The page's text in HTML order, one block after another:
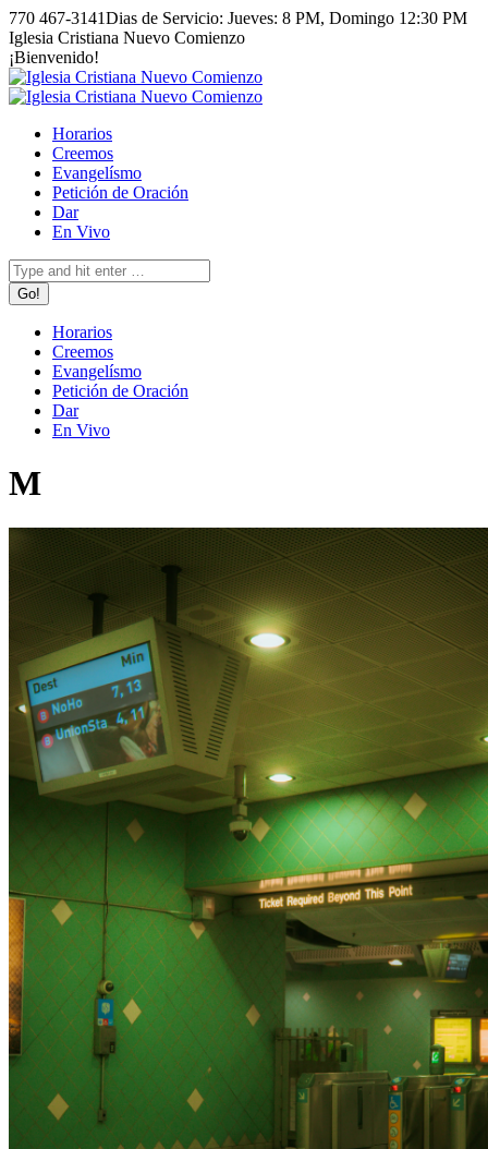
Skip
to
content
770 467-3141Dias de Servicio: Jueves: 8 PM, Domingo 12:30 PM
Facebook
page
opens
in
window
Instagram
page
opens
in
window
Iglesia Cristiana Nuevo Comienzo
¡Bienvenido!
Horarios
Creemos
Evangelísmo
Petición de Oración
Dar
En Vivo
Search:
Horarios
Creemos
Evangelísmo
Petición de Oración
Dar
En Vivo
M